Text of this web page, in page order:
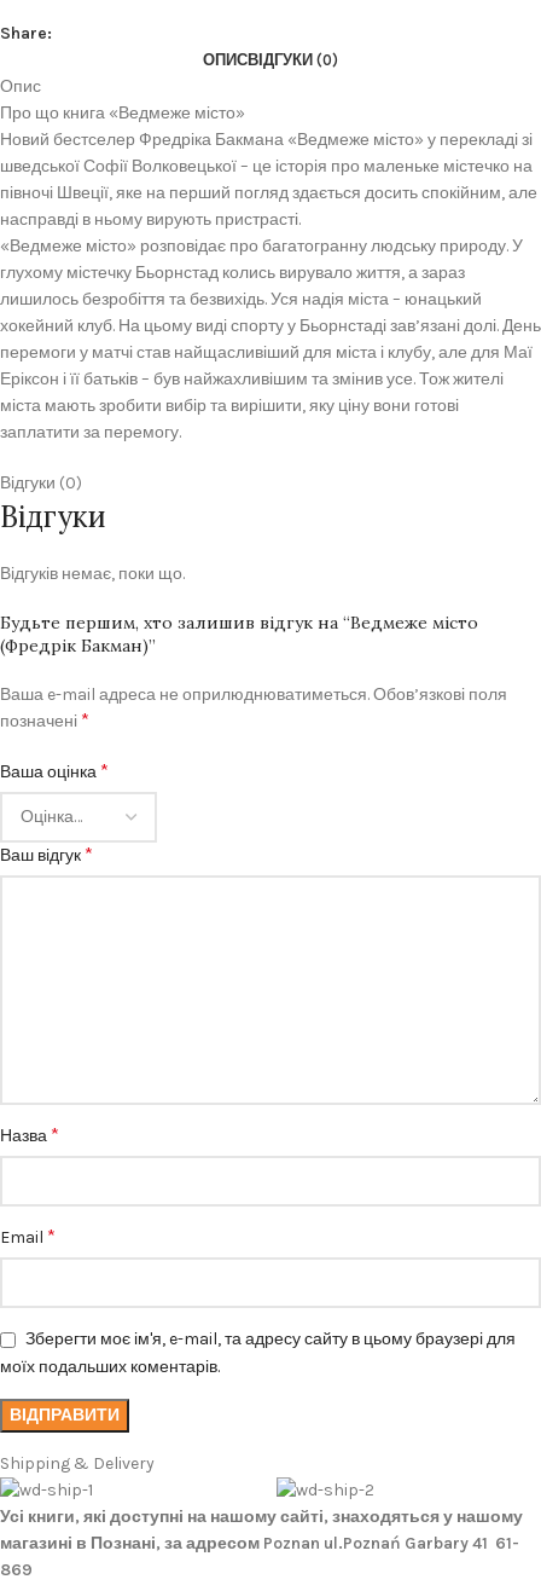
Share:
ОПИСВІДГУКИ (0)
Опис
Про що книга «Ведмеже місто»
Новий бестселер Фредріка Бакмана «Ведмеже місто» у перекладі зі
шведської Софії Волковецької – це історія про маленьке містечко на
півночі Швеції, яке на перший погляд здається досить спокійним, але
насправді в ньому вирують пристрасті.
«Ведмеже місто» розповідає про багатогранну людську природу. У
глухому містечку Бьорнстад колись вирувало життя, а зараз
лишилось безробіття та безвихідь. Уся надія міста – юнацький
хокейний клуб. На цьому виді спорту у Бьорнстаді зав’язані долі. День
перемоги у матчі став найщасливіший для міста і клубу, але для Маї
Еріксон і її батьків – був найжахливішим та змінив усе. Тож жителі
міста мають зробити вибір та вирішити, яку ціну вони готові
заплатити за перемогу.
Відгуки (0)
Відгуки
Відгуків немає, поки що.
Будьте першим, хто залишив відгук на “Ведмеже місто
(Фредрік Бакман)”
Ваша e-mail адреса не оприлюднюватиметься.Обов’язкові поля
позначені *
Ваша оцінка *
Ваш відгук *
Назва *
Email *
Зберегти моє ім'я, e-mail, та адресу сайту в цьому браузері для
моїх подальших коментарів.
Shipping & Delivery
Усі книги, які доступні на нашому сайті, знаходяться у нашому
магазині в Познані, за адресом Poznan ul.Poznań Garbary 41 61-
869